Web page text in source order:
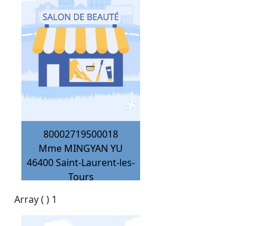
80002719500018
Mme MINGYAN YU
46400Saint-Laurent-les-
Tours
Array ( ) 1